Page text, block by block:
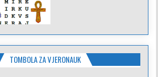
TOMBOLA ZA VJERONAUK